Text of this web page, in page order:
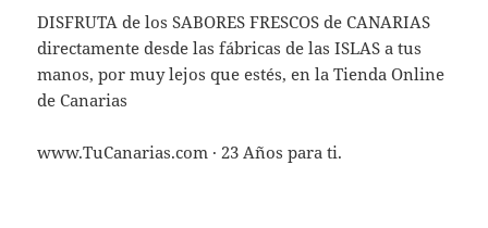
DISFRUTA de los SABORES FRESCOS de CANARIAS
directamente desde las fábricas de las ISLAS a tus
manos, por muy lejos que estés, en la Tienda Online
de Canarias
www.TuCanarias.com · 23 Años para ti.